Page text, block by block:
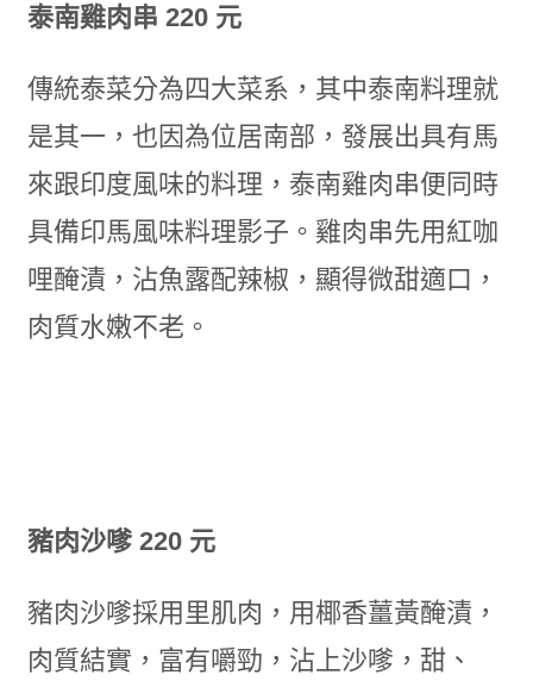
泰南雞肉串 220 元
傳統泰菜分為四大菜系，其中泰南料理就
是其一，也因為位居南部，發展出具有馬
來跟印度風味的料理，泰南雞肉串便同時
具備印馬風味料理影子。雞肉串先用紅咖
哩醃漬，沾魚露配辣椒，顯得微甜適口，
肉質水嫩不老。
豬肉沙嗲 220 元
豬肉沙嗲採用里肌肉，用椰香薑黃醃漬，
肉質結實，富有嚼勁，沾上沙嗲，甜、